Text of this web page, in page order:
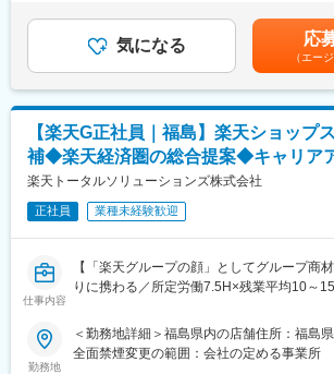
・店舗会議・研修への参加
・キャンペーン企画など、集客に向けた取
■キャリアパス：
スタッフ（R CREW）から店長を経てRSV
へステップアップが可能です。RSV経験後
への異動の道もあり、長期的にキャリア形成
入社後1年で店長昇格を目指していただきま
重視し相談しやすい環境◎
・未経験の方も歓迎！充実した研修制度あり
【選考会の概要】
・形式： Web開催（事前に企業セミナー動
す）
・内容： 面接（25分×2回 現場面接/HR面
8/6 (木) 17:00～20:00
8/13 (木) 17:00～20:00
8/25 (火) 17:00～20:00
※ご応募時、参加可能日時をお知らせくださ
■具体的には：
◇お客様対応
ます。月給(月額)は固定手当を含めた表記で
気になる 応
（エー
【楽天G正社員｜福島】楽天ショップ
補◆楽天経済圏の総合提案◆キャリア
楽天トータルソリューションズ株式会社
正社員 業種未経験歓迎
仕事内容
【「楽天グループの顔」としてグループ商
りに携わる／所定労働7.5H×残業平均10～
料金プラン・楽天カード・楽天市場・楽天
済圏のサービスを総合的にご提案します。
勤務地
＜勤務地詳細＞福島県内の店舗住所：福島
全面禁煙変更の範囲：会社の定める事業所